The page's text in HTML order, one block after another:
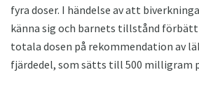
fyra doser. I händelse av att
känna sig och barnets tillstånd
totala dosen på rekommendation av
fjärdedel, som sätts till 500 milligram